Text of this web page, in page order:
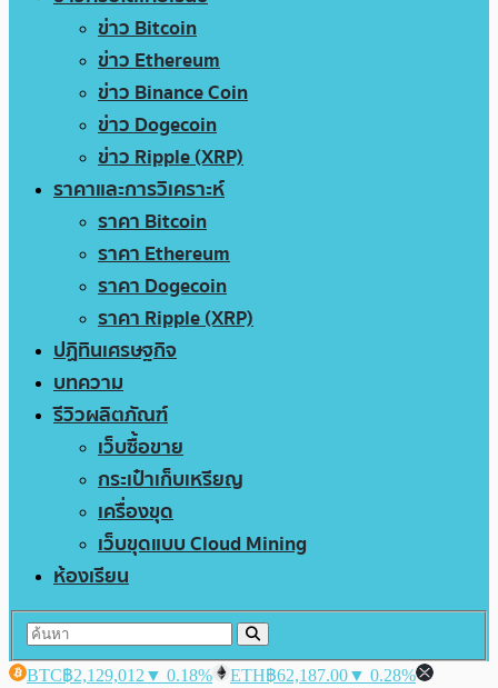
ข่าว Bitcoin
ข่าว Ethereum
ข่าว Binance Coin
ข่าว Dogecoin
ข่าว Ripple (XRP)
ราคาและการวิเคราะห์
ราคา Bitcoin
ราคา Ethereum
ราคา Dogecoin
ราคา Ripple (XRP)
ปฏิทินเศรษฐกิจ
บทความ
รีวิวผลิตภัณฑ์
เว็บซื้อขาย
กระเป๋าเก็บเหรียญ
เครื่องขุด
เว็บขุดแบบ Cloud Mining
ห้องเรียน
BTC฿2,129,012 ▼ 0.18% ETH฿62,187.00▼ 0.28%